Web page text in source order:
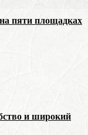
пяти площадках
и широкий